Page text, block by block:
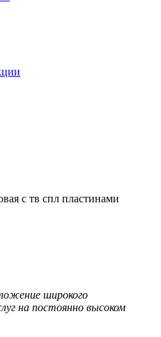
с тв спл пластинами
широкого
на постоянно высоком